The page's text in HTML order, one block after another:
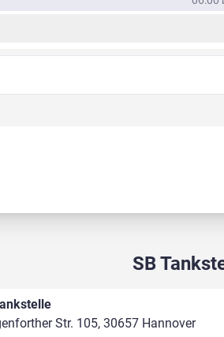
SB
Str. 105, 30657 Hannover